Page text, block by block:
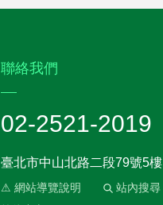
聯絡我們
02-2521-2019
臺北市中山北路二段79號5樓
⚠ 網站導覽說明
站內搜尋